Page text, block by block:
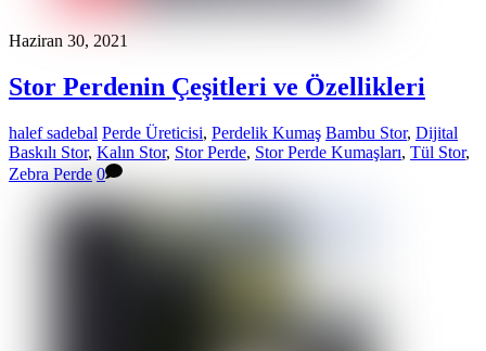
Haziran 30, 2021
Stor Perdenin Çeşitleri ve Özellikleri
halef sadebal Perde Üreticisi, Perdelik Kumaş Bambu Stor, Dijital
Baskılı Stor, Kalın Stor, Stor Perde, Stor Perde Kumaşları, Tül Stor,
Zebra Perde 0